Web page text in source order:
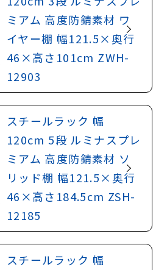
ミアム 高度防錆素材 ワ
イヤー棚 幅121.5×奥行
46×高さ101cm ZWH-
12903
スチールラック 幅
120cm 5段 ルミナスプレ
ミアム 高度防錆素材 ソ
リッド棚 幅121.5×奥行
46×高さ184.5cm ZSH-
12185
スチールラック 幅